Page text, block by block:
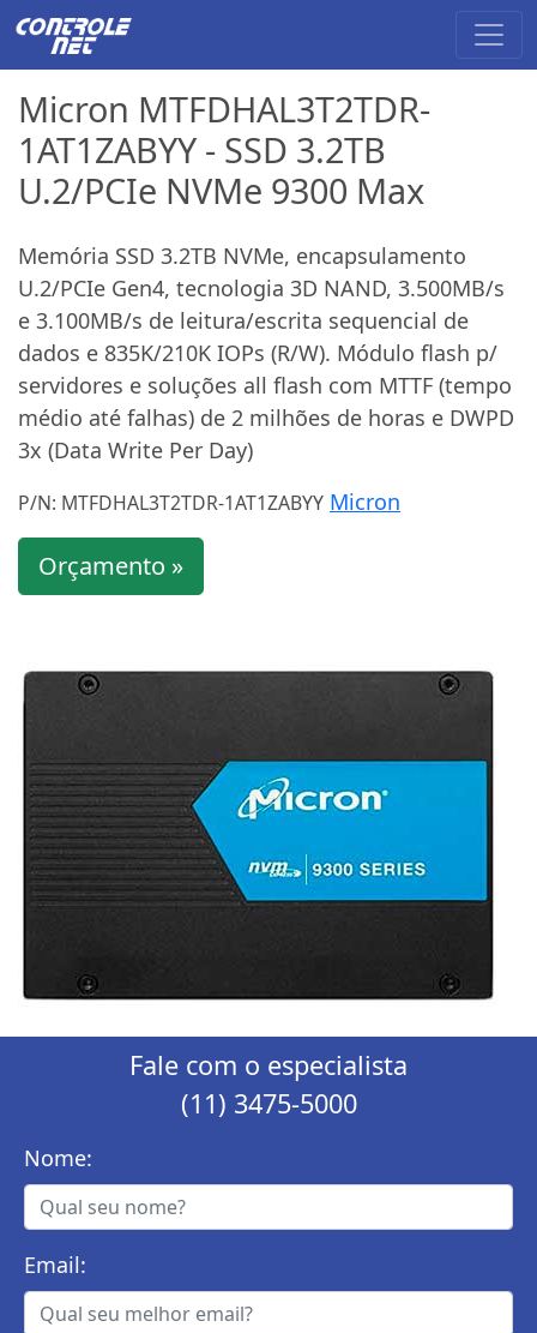
Micron MTFDHAL3T2TDR-
1AT1ZABYY - SSD 3.2TB
U.2/PCIe NVMe 9300 Max
Memória SSD 3.2TB NVMe, encapsulamento
U.2/PCIe Gen4, tecnologia 3D NAND, 3.500MB/s
e 3.100MB/s de leitura/escrita sequencial de
dados e 835K/210K IOPs (R/W). Módulo flash p/
servidores e soluções all flash com MTTF (tempo
médio até falhas) de 2 milhões de horas e DWPD
3x (Data Write Per Day)
P/N: MTFDHAL3T2TDR-1AT1ZABYY Micron
Orçamento »
Fale com o especialista
(11) 3475-5000
Nome:
Email: